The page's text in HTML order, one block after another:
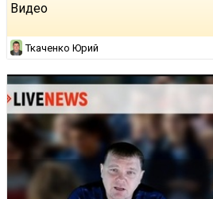
Видео
Ткаченко Юрий